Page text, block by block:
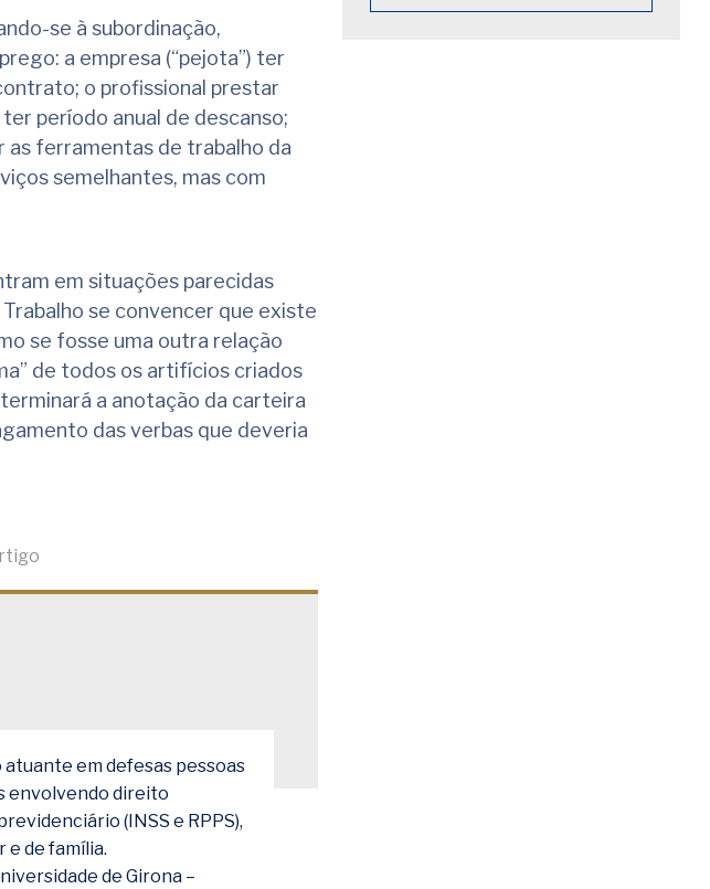
se à subordinação,
a empresa (“pejota”) ter
o profissional prestar
período anual de descanso;
as ferramentas de trabalho da
semelhantes, mas com
em situações parecidas
se convencer que existe
se fosse uma outra relação
de todos os artifícios criados
a anotação da carteira
das verbas que deveria
em defesas pessoas
envolvendo direito
(INSS e RPPS),
e de família.
de Girona –